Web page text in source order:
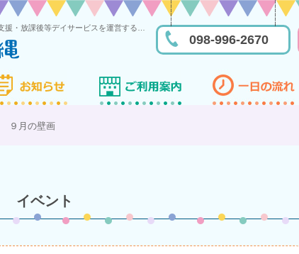
098-996-2670
９月の壁画
イベント